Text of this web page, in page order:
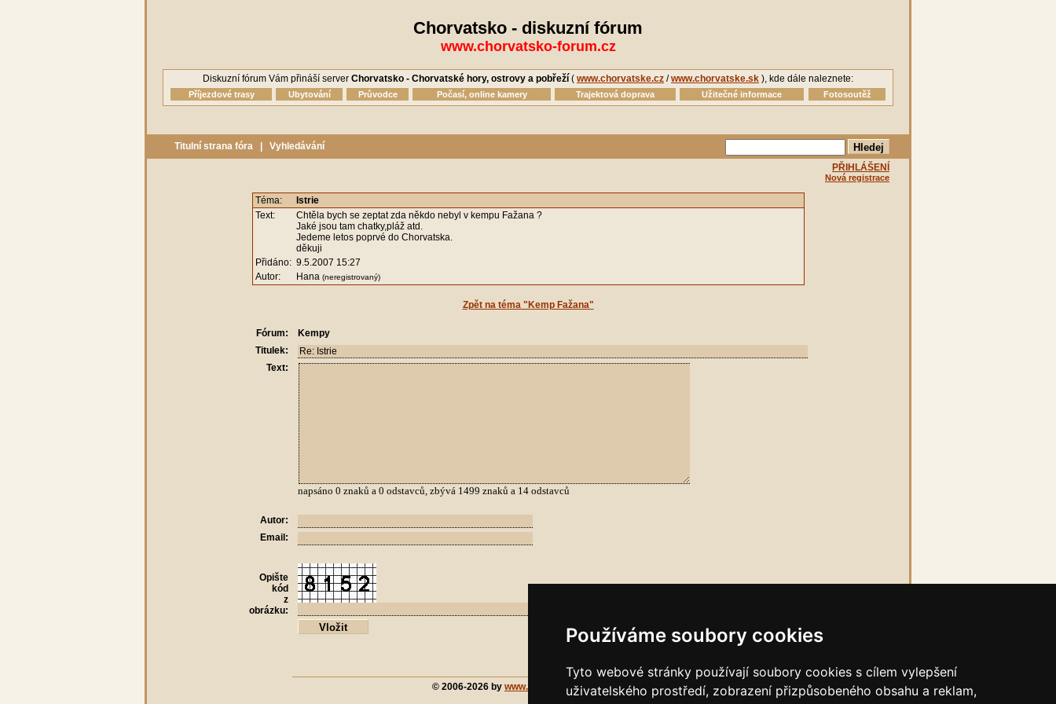
Používáme soubory cookies
Tyto webové stránky používají soubory cookies s cílem vylepšení
uživatelského prostředí, zobrazení přizpůsobeného obsahu a reklam,
Chorvatsko - diskuzní fórum
www.chorvatsko-forum.cz
Diskuzní fórum Vám přináší server Chorvatsko - Chorvatské hory, ostrovy a pobřeží ( www.chorvatske.cz /www.chorvatske.sk ), kde dále naleznete:
Příjezdové trasy Ubytování Průvodce Počasí, online kamery Trajektová doprava Užitečné informace Fotosoutěž
Titulní strana fóra
Vyhledávání
PŘIHLÁŠENÍ
Nová registrace
Téma:
Istrie
Text:
Chtěla bych se zeptat zda někdo nebyl v kempu Fažana ?
Jaké jsou tam chatky,pláž atd.
Jedeme letos poprvé do Chorvatska.
děkuji
Přidáno: 9.5.2007 15:27
Autor:
Hana (neregistrovaný)
Zpět na téma "Kemp Fažana"
Fórum:
Kempy
Titulek:
Text:
napsáno 0 znaků a 0 odstavců, zbývá 1499 znaků a 14odstavců
Autor:
Email:
Opište
kód
z
obrázku:
© 2006-2026 by www.chorvatsko-forum.cz